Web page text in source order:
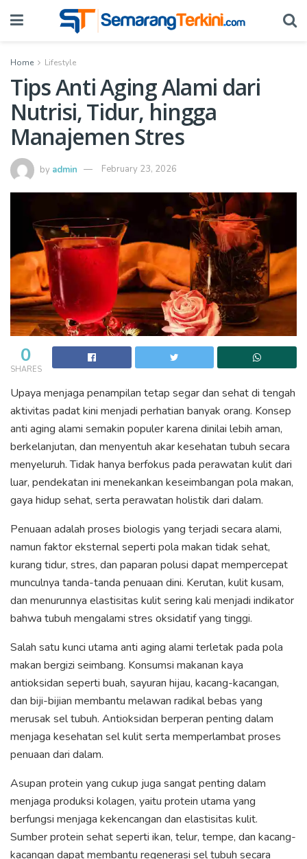
Home Lifestyle
Tips Anti Aging Alami dari
Nutrisi, Tidur, hingga
Manajemen Stres
by admin February 23, 2026
0
SHARES
Upaya menjaga penampilan tetap segar dan sehat di tengah
aktivitas padat kini menjadi perhatian banyak orang. Konsep
anti aging alami semakin populer karena dinilai lebih aman,
berkelanjutan, dan menyentuh akar kesehatan tubuh secara
menyeluruh. Tidak hanya berfokus pada perawatan kulit dari
luar, pendekatan ini menekankan keseimbangan pola makan,
gaya hidup sehat, serta perawatan holistik dari dalam.
Penuaan adalah proses biologis yang terjadi secara alami,
namun faktor eksternal seperti pola makan tidak sehat,
kurang tidur, stres, dan paparan polusi dapat mempercepat
munculnya tanda-tanda penuaan dini. Kerutan, kulit kusam,
dan menurunnya elastisitas kulit sering kali menjadi indikator
bahwa tubuh mengalami stres oksidatif yang tinggi.
Salah satu kunci utama anti aging alami terletak pada pola
makan bergizi seimbang. Konsumsi makanan kaya
antioksidan seperti buah, sayuran hijau, kacang-kacangan,
dan biji-bijian membantu melawan radikal bebas yang
merusak sel tubuh. Antioksidan berperan penting dalam
menjaga kesehatan sel kulit serta memperlambat proses
penuaan dari dalam.
Asupan protein yang cukup juga sangat penting dalam
menjaga produksi kolagen, yaitu protein utama yang
berfungsi menjaga kekencangan dan elastisitas kulit.
Sumber protein sehat seperti ikan, telur, tempe, dan kacang-
kacangan dapat membantu regenerasi sel tubuh secara